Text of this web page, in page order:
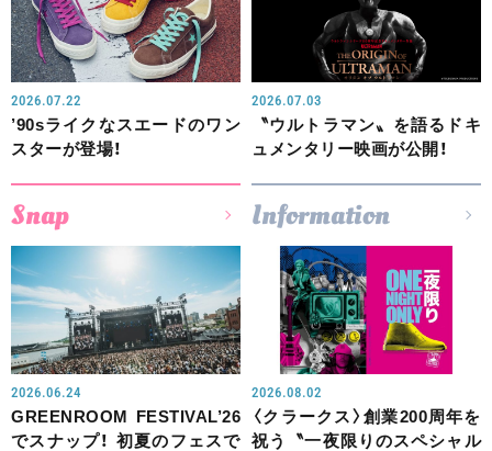
2026.07.22
’90sライクなスエードのワン
スターが登場！
2026.07.03
〝ウルトラマン〟を語るドキ
ュメンタリー映画が公開！
Snap
2026.06.24
GREENROOM FESTIVAL’26
でスナップ！ 初夏のフェスで
Information
2026.08.02
〈クラークス〉創業200周年を
祝う〝一夜限りのスペシャル